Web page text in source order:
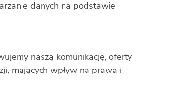
danych na podstawie
naszą komunikację, oferty
mających wpływ na prawa i